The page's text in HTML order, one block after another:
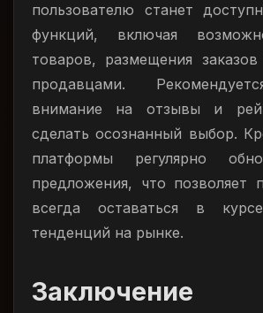
пользователю станет
функций, включая
товаров, размещения
продавцами.
внимание на отзывы и
сделать осознанный выбор.
платформы регулярно
предложения, что позволяет
всегда оставаться в
тенденций на рынке.
Заключение